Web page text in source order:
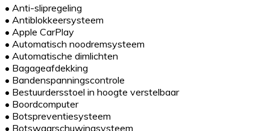
• Anti-slipregeling
• Antiblokkeersysteem
• Apple CarPlay
• Automatisch noodremsysteem
• Automatische dimlichten
• Bagageafdekking
• Bandenspanningscontrole
• Bestuurdersstoel in hoogte verstelbaar
• Boordcomputer
• Botspreventiesysteem
• Botswaarschuwingsysteem